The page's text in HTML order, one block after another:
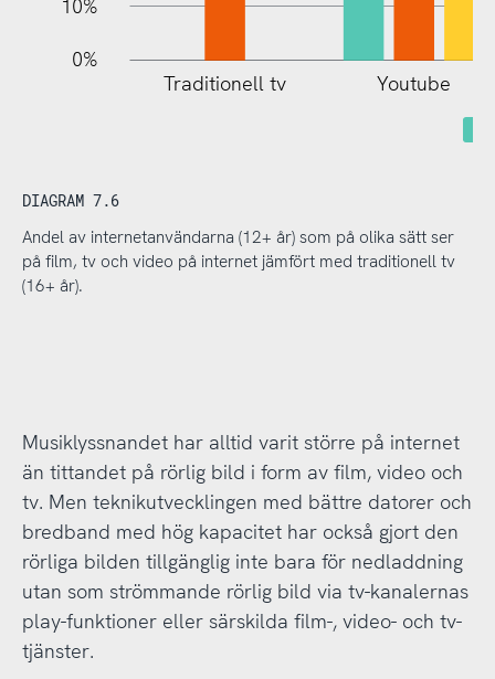
10%
0%
Traditionell tv Youtube
DIAGRAM 7.6
Andel av internetanvändarna (12+ år) som på olika sätt ser
på film, tv och video på internet jämfört med traditionell tv
(16+ år).
Musiklyssnandet har alltid varit större på internet
än tittandet på rörlig bild i form av film, video och
tv. Men teknikutvecklingen med bättre datorer och
bredband med hög kapacitet har också gjort den
rörliga bilden tillgänglig inte bara för nedladdning
utan som strömmande rörlig bild via tv-kanalernas
play-funktioner eller särskilda film-, video- och tv-
tjänster.